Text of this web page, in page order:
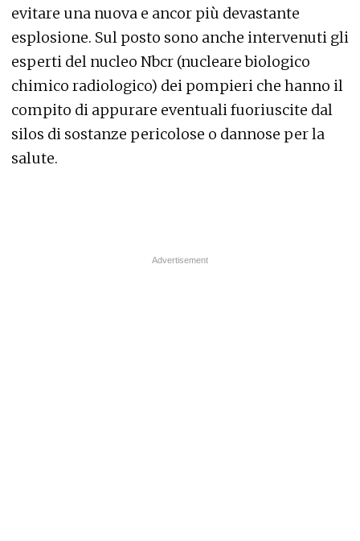
evitare una nuova e ancor più devastante
esplosione. Sul posto sono anche intervenuti gli
esperti del nucleo Nbcr (nucleare biologico
chimico radiologico) dei pompieri che hanno il
compito di appurare eventuali fuoriuscite dal
silos di sostanze pericolose o dannose per la
salute.